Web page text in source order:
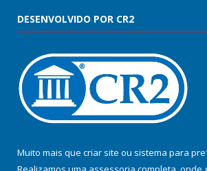
DESENVOLVIDO POR CR2
Muito mais que criar site ou sistema para